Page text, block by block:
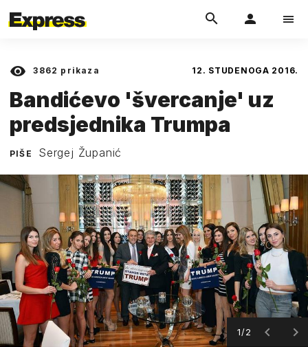
3862 prikaza 12. STUDENOGA 2016.
Bandićevo 'švercanje' uz
predsjednika Trumpa
PIŠE Sergej Županić
1/2